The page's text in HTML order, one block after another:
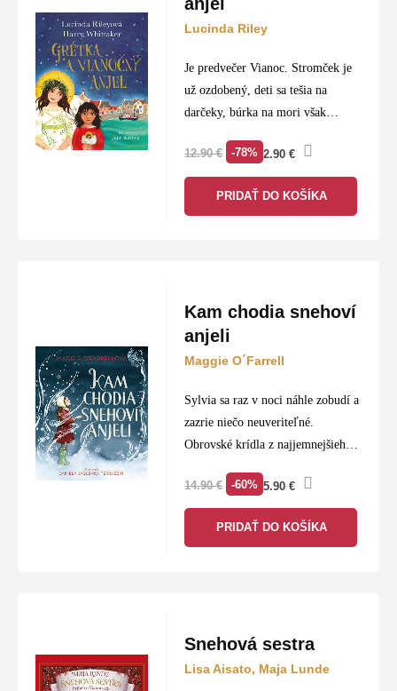
Lucinda Riley
Je predvečer Vianoc. Stromček je
už ozdobený, deti sa tešia na
darčeky, búrka na mori však
rybárovi vrátiť sa domov.
Našťastie má Grétka niekoho, kto
12.90€ -78% 2.90 €
PRIDAŤ DO KOŠÍKA
Kam chodia snehoví
anjeli
Maggie O´Farrell
Sylvia sa raz v noci náhle zobudí a
zazrie niečo neuveriteľné.
Obrovské krídla z najjemnejšieho
predstaviť. V jej spálni stojí anjel,
ktorého si kedysi vytvorila…
14.90€ -60% 5.90 €
PRIDAŤ DO KOŠÍKA
Snehová sestra
Lisa Aisato, Maja Lunde